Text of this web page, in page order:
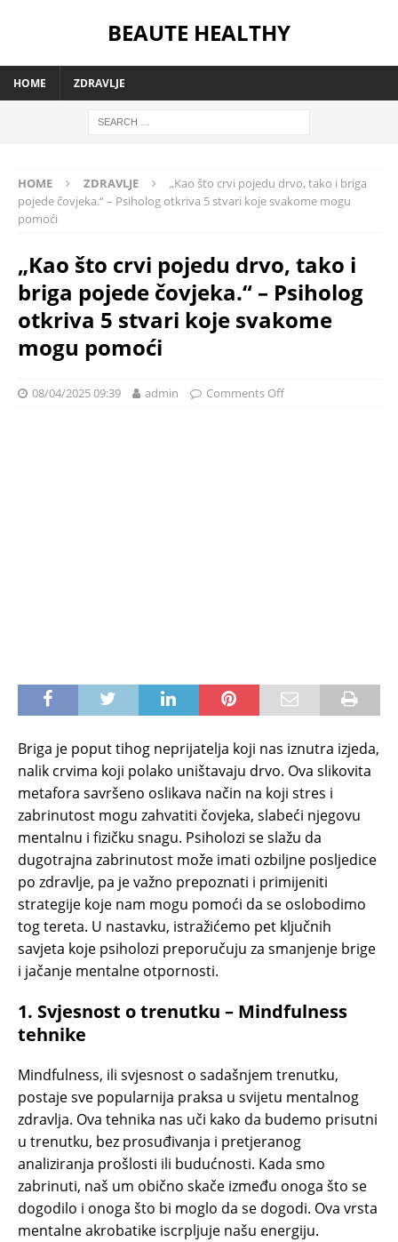
BEAUTE HEALTHY
HOME ZDRAVLJE
HOME ZDRAVLJE
„Kao što crvi pojedu drvo, tako i briga
pojede čovjeka.“ – Psiholog otkriva 5 stvari koje svakome mogu
pomoći
„Kao što crvi pojedu drvo, tako i
briga pojede čovjeka.“ – Psiholog
otkriva 5 stvari koje svakome
mogu pomoći
08/04/2025 09:39 admin Comments Off
Briga je poput tihog neprijatelja koji nas iznutra izjeda,
nalik crvima koji polako uništavaju drvo. Ova slikovita
metafora savršeno oslikava način na koji stres i
zabrinutost mogu zahvatiti čovjeka, slabeći njegovu
mentalnu i fizičku snagu. Psiholozi se slažu da
dugotrajna zabrinutost može imati ozbiljne posljedice
po zdravlje, pa je važno prepoznati i primijeniti
strategije koje nam mogu pomoći da se oslobodimo
tog tereta. U nastavku, istražićemo pet ključnih
savjeta koje psiholozi preporučuju za smanjenje brige
i jačanje mentalne otpornosti.
1. Svjesnost o trenutku – Mindfulness
tehnike
Mindfulness, ili svjesnost o sadašnjem trenutku,
postaje sve popularnija praksa u svijetu mentalnog
zdravlja. Ova tehnika nas uči kako da budemo prisutni
u trenutku, bez prosuđivanja i pretjeranog
analiziranja prošlosti ili budućnosti. Kada smo
zabrinuti, naš um obično skače između onoga što se
dogodilo i onoga što bi moglo da se dogodi. Ova vrsta
mentalne akrobatike iscrpljuje našu energiju.